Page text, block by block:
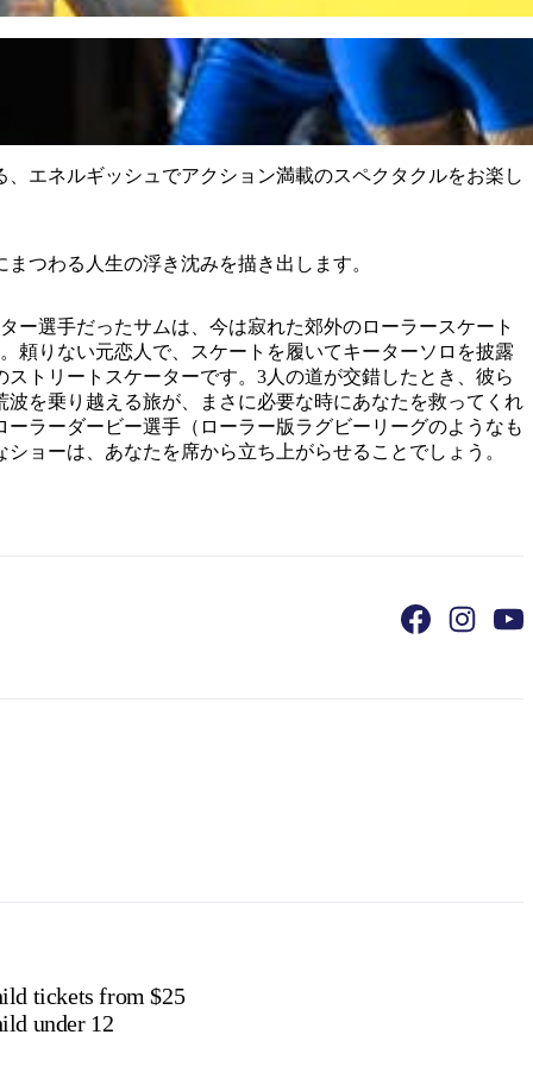
エネルギッシュでアクション満載のスペクタクルをお楽し
つわる人生の浮き沈みを描き出します。
ー選手だったサムは、今は寂れた郊外のローラースケート
頼りない元恋人で、スケートを履いてキーターソロを披露
トリートスケーターです。3人の道が交錯したとき、彼ら
を乗り越える旅が、まさに必要な時にあなたを救ってくれ
ラーダービー選手（ローラー版ラグビーリーグのようなも
ョーは、あなたを席から立ち上がらせることでしょう。
tickets from $25
under 12